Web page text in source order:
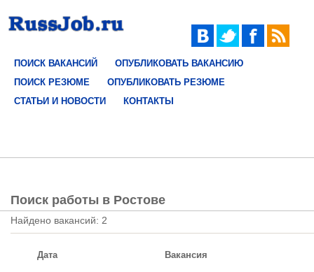
ПОИСК ВАКАНСИЙ
ОПУБЛИКОВАТЬ ВАКАНСИЮ
ПОИСК РЕЗЮМЕ
ОПУБЛИКОВАТЬ РЕЗЮМЕ
СТАТЬИ И НОВОСТИ
КОНТАКТЫ
Поиск работы в Ростове
Найдено вакансий: 2
Дата Вакансия